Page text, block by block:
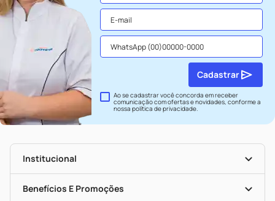
Ao se cadastrar você concorda em receber
comunicação com ofertas e novidades, conforme a
nossapolítica de privacidade.
Cadastrar
Institucional
Nossas Lojas
Benefícios E Promoções